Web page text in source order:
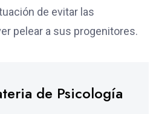
de evitar las
pelear a sus progenitores.
de Psicología